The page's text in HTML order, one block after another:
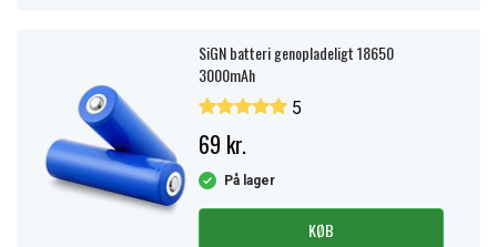
SiGN batteri genopladeligt 18650
3000mAh
5
69 kr.
På lager
KØB